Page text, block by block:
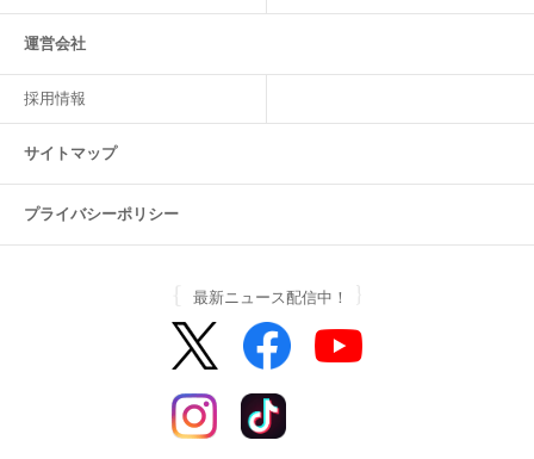
運営会社
採用情報
サイトマップ
プライバシーポリシー
最新ニュース配信中！